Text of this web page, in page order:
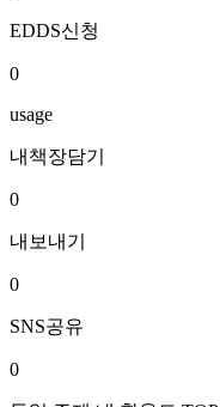
EDDS신청
0
usage
내책장담기
0
내보내기
0
SNS공유
0